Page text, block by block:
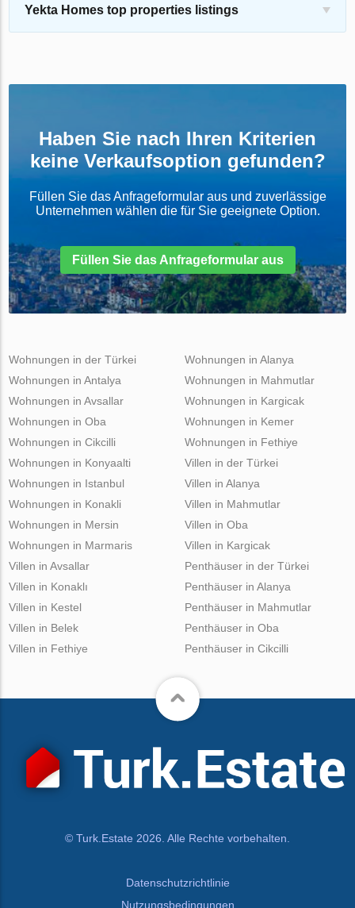
Yekta Homes top properties listings
Haben Sie nach Ihren Kriterien
keine Verkaufsoption gefunden?
Füllen Sie das Anfrageformular aus und zuverlässige
Unternehmen wählen die für Sie geeignete Option.
Füllen Sie das Anfrageformular aus
Wohnungen in der Türkei
Wohnungen in Antalya
Wohnungen in Avsallar
Wohnungen in Oba
Wohnungen in Cikcilli
Wohnungen in Alanya
Wohnungen in Mahmutlar
Wohnungen in Kargicak
Wohnungen in Kemer
Wohnungen in Fethiye
Wohnungen in Konyaalti
Wohnungen in Istanbul
Wohnungen in Konakli
Wohnungen in Mersin
Wohnungen in Marmaris
Villen in der Türkei
Villen in Alanya
Villen in Mahmutlar
Villen in Oba
Villen in Kargicak
Villen in Avsallar
Villen in Konaklı
Villen in Kestel
Villen in Belek
Villen in Fethiye
Penthäuser in der Türkei
Penthäuser in Alanya
Penthäuser in Mahmutlar
Penthäuser in Oba
Penthäuser in Cikcilli
© Turk.Estate 2026. Alle Rechte vorbehalten.
Datenschutzrichtlinie
Nutzungsbedingungen